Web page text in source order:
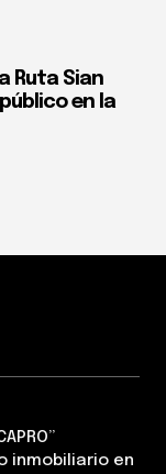
Ruta Sian
en la
inmobiliario en